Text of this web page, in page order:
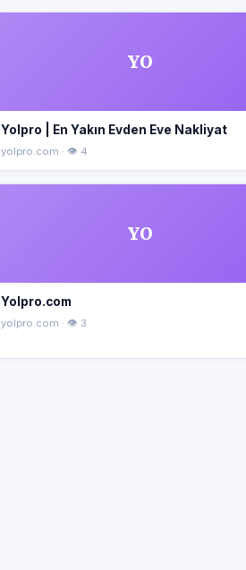
YO
Yolpro | En Yakın Evden Eve Nakliyat
yolpro.com · 👁 4
YO
Yolpro.com
yolpro.com · 👁 3